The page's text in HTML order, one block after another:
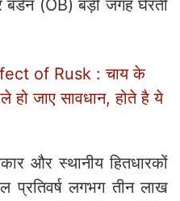
बर्डन (OB) बड़ी जगह घेरती
of Rusk : चाय के
हो जाए सावधान, होते है ये
और स्थानीय हितधारकों
प्रतिवर्ष लगभग तीन लाख